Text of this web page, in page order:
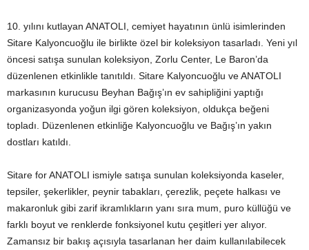
10. yılını kutlayan ANATOLI, cemiyet hayatının ünlü isimlerinden
Sitare Kalyoncuoğlu ile birlikte özel bir koleksiyon tasarladı. Yeni yıl
öncesi satışa sunulan koleksiyon, Zorlu Center, Le Baron’da
düzenlenen etkinlikle tanıtıldı. Sitare Kalyoncuoğlu ve ANATOLI
markasının kurucusu Beyhan Bağış’ın ev sahipliğini yaptığı
organizasyonda yoğun ilgi gören koleksiyon, oldukça beğeni
topladı. Düzenlenen etkinliğe Kalyoncuoğlu ve Bağış’ın yakın
dostları katıldı.
Sitare for ANATOLI ismiyle satışa sunulan koleksiyonda kaseler,
tepsiler, şekerlikler, peynir tabakları, çerezlik, peçete halkası ve
makaronluk gibi zarif ikramlıkların yanı sıra mum, puro küllüğü ve
farklı boyut ve renklerde fonksiyonel kutu çeşitleri yer alıyor.
Zamansız bir bakış açısıyla tasarlanan her daim kullanılabilecek